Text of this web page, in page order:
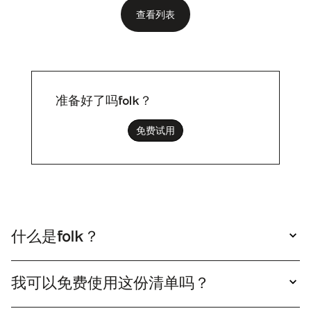
查看列表
准备好了吗folk？
免费试用
什么是folk？
无缝连接，操作便捷。
我可以免费使用这份清单吗？